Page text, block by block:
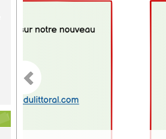
emplacement vide pour